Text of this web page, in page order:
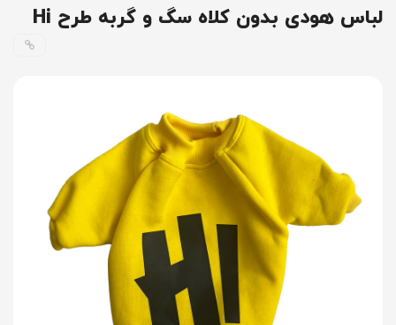
لباس هودی بدون کلاه سگ و گربه طرح Hi